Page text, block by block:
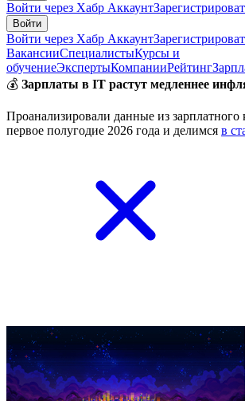
Войти через Хабр Аккаунт
Войти
Войти через Хабр Аккаунт
ВакансииСпециалистыКурсы и
обучениеЭкспертыКомпанииРейтинг
💰 Зарплаты в IT растут медленнее
Проанализировали данные из зарплатного
первое полугодие 2026 года и делимся в